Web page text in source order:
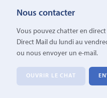
Nous contacter
Vous pouvez chatter en
Direct Mail du lundi au
ou nous envoyer un e-mail.
OUVRIR LE CHAT